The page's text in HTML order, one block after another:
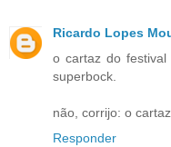
Ricardo Lopes
o cartaz do
superbock.
não, corrijo: o
Responder